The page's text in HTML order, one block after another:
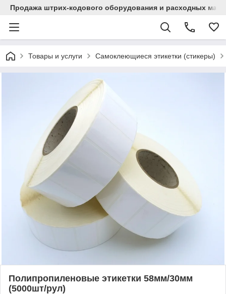
Продажа штрих-кодового оборудования и расходных
Товары и услуги Самоклеющиеся этикетки (стикеры)
Полипропиленовые этикетки 58мм/30мм
(5000шт/рул)